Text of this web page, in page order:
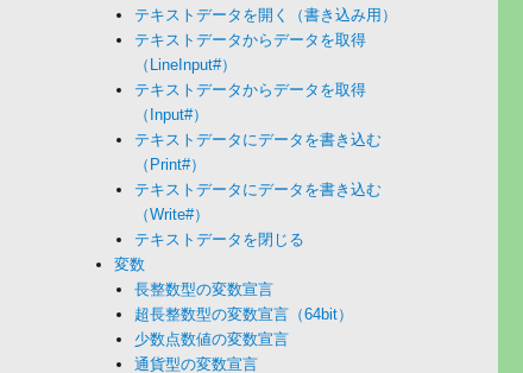
テキストデータを開く（書き込み用）
テキストデータからデータを取得
（LineInput#）
テキストデータからデータを取得
（Input#）
テキストデータにデータを書き込む
（Print#）
テキストデータにデータを書き込む
（Write#）
テキストデータを閉じる
変数
長整数型の変数宣言
超長整数型の変数宣言（64bit）
少数点数値の変数宣言
通貨型の変数宣言